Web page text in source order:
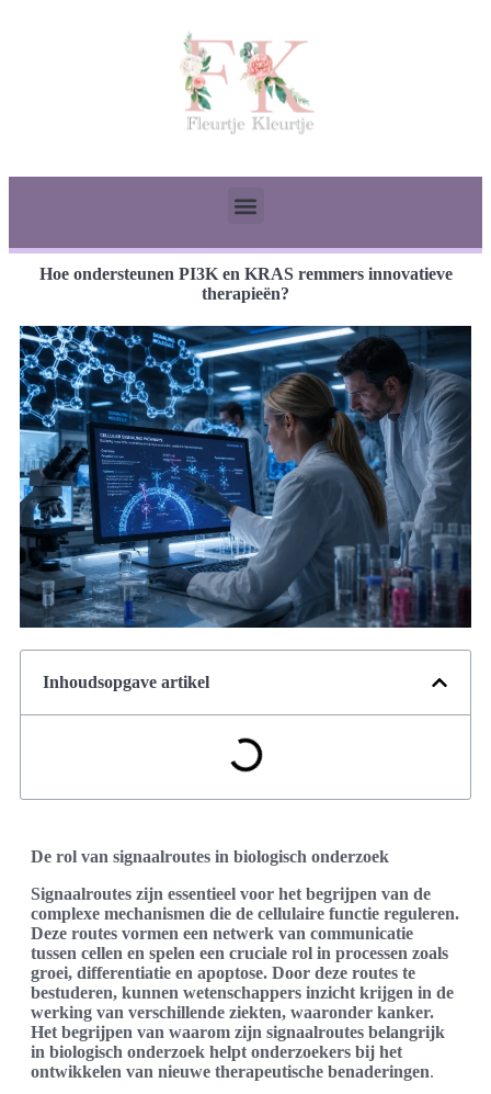
Hoe ondersteunen PI3K en KRAS remmers innovatieve
therapieën?
Inhoudsopgave artikel
De rol van signaalroutes in biologisch onderzoek
Signaalroutes zijn essentieel voor het begrijpen van de
complexe mechanismen die de cellulaire functie reguleren.
Deze routes vormen een netwerk van communicatie
tussen cellen en spelen een cruciale rol in processen zoals
groei, differentiatie en apoptose. Door deze routes te
bestuderen, kunnen wetenschappers inzicht krijgen in de
werking van verschillende ziekten, waaronder kanker.
Het begrijpen van waarom zijn signaalroutes belangrijk
in biologisch onderzoek helpt onderzoekers bij het
ontwikkelen van nieuwe therapeutische benaderingen.